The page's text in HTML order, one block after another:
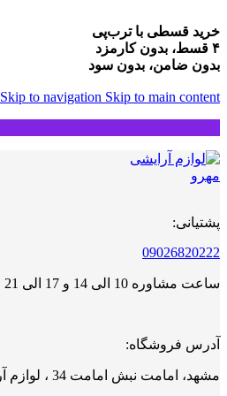
خرید قسطی با ترب‌پی
۴ قسط، بدون کارمزد
بدون ضامن، بدون سود
Skip to navigation Skip to main content
پشتیانی:
09026820222
ساعت مشاوره 10 الی 14 و 17 الی 21
آدرس فروشگاه:
مشهد، امامت نبش امامت 34 ، لوازم آرایش مهرو